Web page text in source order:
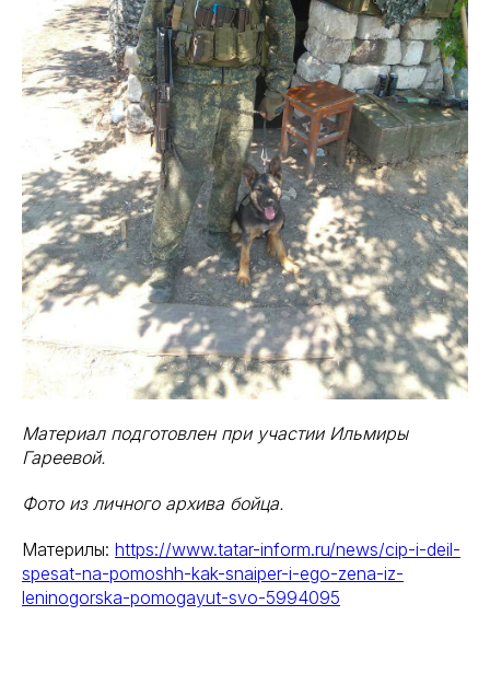
Материал подготовлен при участии Ильмиры
Гареевой.
Фото из личного архива бойца.
Материлы: https://www.tatar-inform.ru/news/cip-i-deil-
spesat-na-pomoshh-kak-snaiper-i-ego-zena-iz-
leninogorska-pomogayut-svo-5994095